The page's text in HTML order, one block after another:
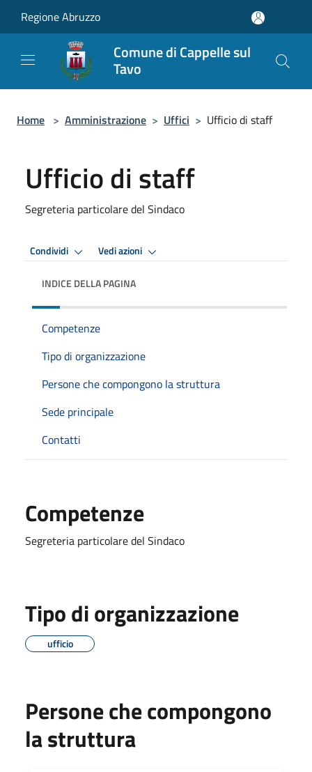
Regione Abruzzo
Comune di Cappelle sul
Tavo
Home > Amministrazione > Uffici > Ufficio di staff
Ufficio di staff
Segreteria particolare del Sindaco
Condividi Vedi azioni
INDICE DELLA PAGINA
Competenze
Tipo di organizzazione
Persone che compongono la struttura
Sede principale
Contatti
Competenze
Segreteria particolare del Sindaco
Tipo di organizzazione
ufficio
Persone che compongono
la struttura